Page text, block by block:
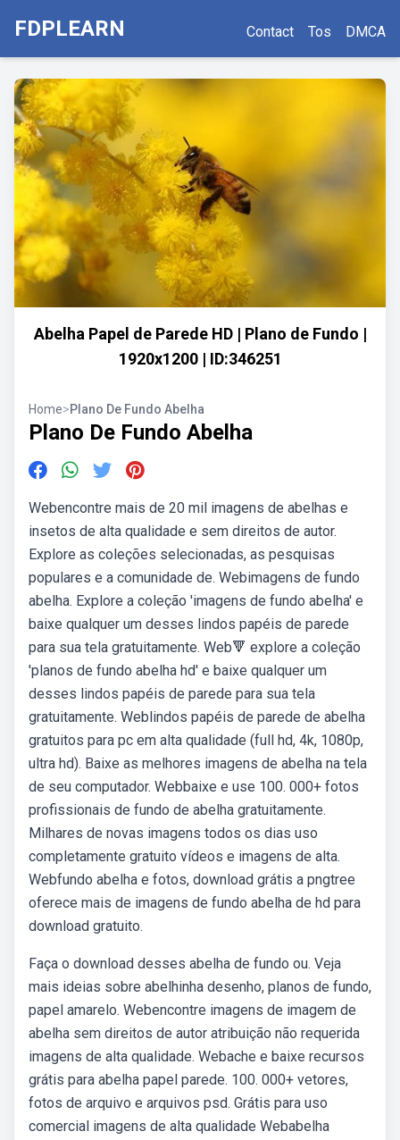
FDPLEARN Contact Tos DMCA
Abelha Papel de Parede HD | Plano de Fundo |
1920x1200 | ID:346251
Home>Plano De Fundo Abelha
Plano De Fundo Abelha
Webencontre mais de 20 mil imagens de abelhas e
insetos de alta qualidade e sem direitos de autor.
Explore as coleções selecionadas, as pesquisas
populares e a comunidade de. Webimagens de fundo
abelha. Explore a coleção 'imagens de fundo abelha' e
baixe qualquer um desses lindos papéis de parede
para sua tela gratuitamente. Web🔻 explore a coleção
'planos de fundo abelha hd' e baixe qualquer um
desses lindos papéis de parede para sua tela
gratuitamente. Weblindos papéis de parede de abelha
gratuitos para pc em alta qualidade (full hd, 4k, 1080p,
ultra hd). Baixe as melhores imagens de abelha na tela
de seu computador. Webbaixe e use 100. 000+ fotos
profissionais de fundo de abelha gratuitamente.
Milhares de novas imagens todos os dias uso
completamente gratuito vídeos e imagens de alta.
Webfundo abelha e fotos, download grátis a pngtree
oferece mais de imagens de fundo abelha de hd para
download gratuito.
Faça o download desses abelha de fundo ou. Veja
mais ideias sobre abelhinha desenho, planos de fundo,
papel amarelo. Webencontre imagens de imagem de
abelha sem direitos de autor atribuição não requerida
imagens de alta qualidade. Webache e baixe recursos
grátis para abelha papel parede. 100. 000+ vetores,
fotos de arquivo e arquivos psd. Grátis para uso
comercial imagens de alta qualidade Webabelha